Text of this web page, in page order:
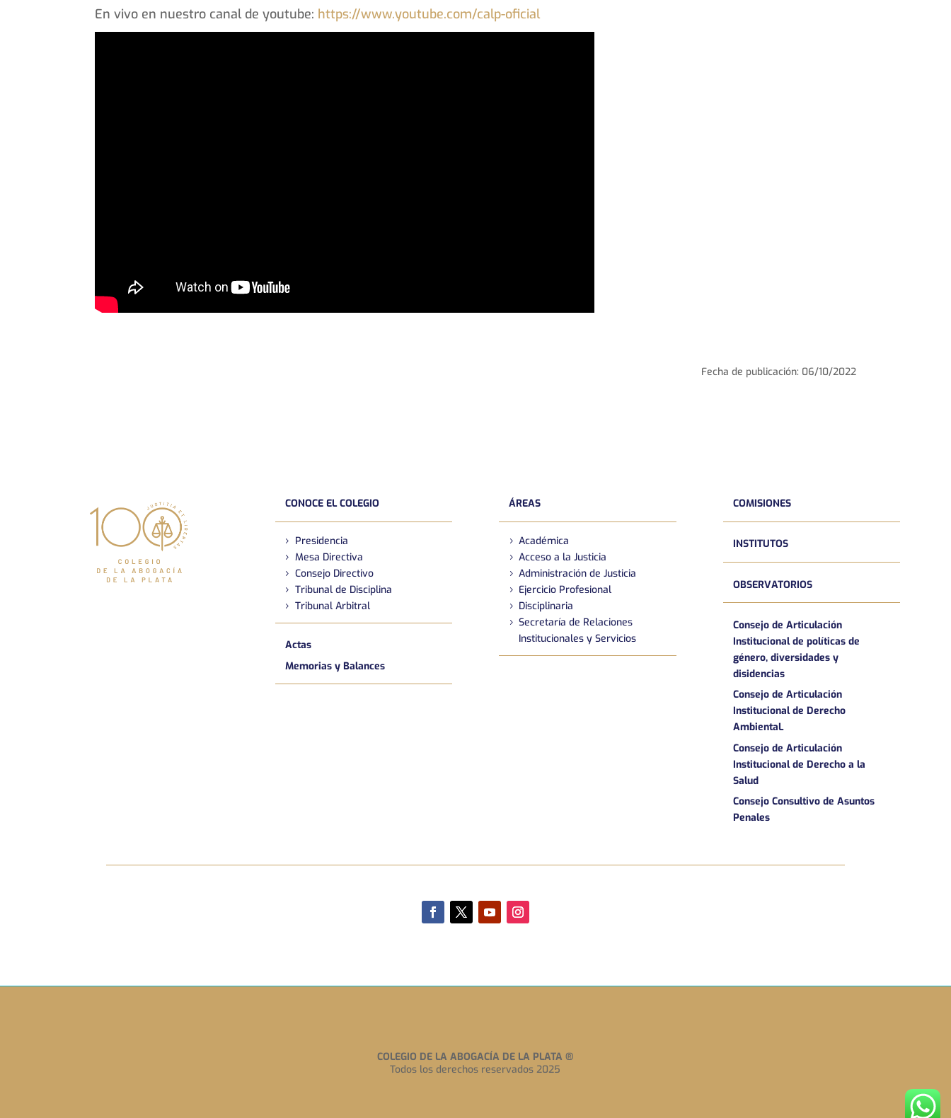
En vivo en nuestro canal de youtube: https://www.youtube.com/calp-oficial
Fecha de publicación: 06/10/2022
CONOCE EL COLEGIO
Presidencia
Mesa Directiva
Consejo Directivo
Tribunal de Disciplina
Tribunal Arbitral
Actas
Memorias y Balances
ÁREAS
Académica
Acceso a la Justicia
Administración de Justicia
Ejercicio Profesional
Disciplinaria
Secretaría de Relaciones
Institucionales y Servicios
COMISIONES
INSTITUTOS
OBSERVATORIOS
Consejo de Articulación
Institucional de políticas de
género, diversidades y
disidencias
Consejo de Articulación
Institucional de Derecho
AmbientaL
Consejo de Articulación
Institucional de Derecho a la
Salud
Consejo Consultivo de Asuntos
Penales
COLEGIO DE LA ABOGACÍA DE LA PLATA®
Todos los derechos reservados 2025